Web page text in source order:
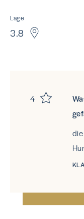
Lage
3.8
4